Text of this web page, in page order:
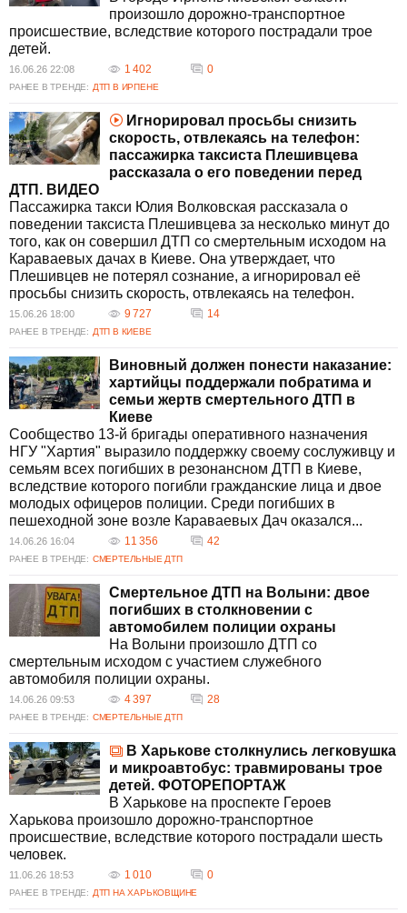
произошло дорожно-транспортное
происшествие, вследствие которого пострадали трое
детей.
16.06.26 22:08 1 402 0
РАНЕЕ В ТРЕНДЕ: ДТП В ИРПЕНЕ
Игнорировал просьбы снизить
скорость, отвлекаясь на телефон:
пассажирка таксиста Плешивцева
рассказала о его поведении перед
ДТП. ВИДЕО
Пассажирка такси Юлия Волковская рассказала о
поведении таксиста Плешивцева за несколько минут до
того, как он совершил ДТП со смертельным исходом на
Караваевых дачах в Киеве. Она утверждает, что
Плешивцев не потерял сознание, а игнорировал её
просьбы снизить скорость, отвлекаясь на телефон.
15.06.26 18:00 9 727 14
РАНЕЕ В ТРЕНДЕ: ДТП В КИЕВЕ
Виновный должен понести наказание:
хартийцы поддержали побратима и
семьи жертв смертельного ДТП в
Киеве
Сообщество 13-й бригады оперативного назначения
НГУ "Хартия" выразило поддержку своему сослуживцу и
семьям всех погибших в резонансном ДТП в Киеве,
вследствие которого погибли гражданские лица и двое
молодых офицеров полиции. Среди погибших в
пешеходной зоне возле Караваевых Дач оказался...
14.06.26 16:04 11 356 42
РАНЕЕ В ТРЕНДЕ: СМЕРТЕЛЬНЫЕ ДТП
Смертельное ДТП на Волыни: двое
погибших в столкновении с
автомобилем полиции охраны
На Волыни произошло ДТП со
смертельным исходом с участием служебного
автомобиля полиции охраны.
14.06.26 09:53 4 397 28
РАНЕЕ В ТРЕНДЕ: СМЕРТЕЛЬНЫЕ ДТП
В Харькове столкнулись легковушка
и микроавтобус: травмированы трое
детей. ФОТОРЕПОРТАЖ
В Харькове на проспекте Героев
Харькова произошло дорожно-транспортное
происшествие, вследствие которого пострадали шесть
человек.
11.06.26 18:53 1 010 0
РАНЕЕ В ТРЕНДЕ: ДТП НА ХАРЬКОВЩИНЕ